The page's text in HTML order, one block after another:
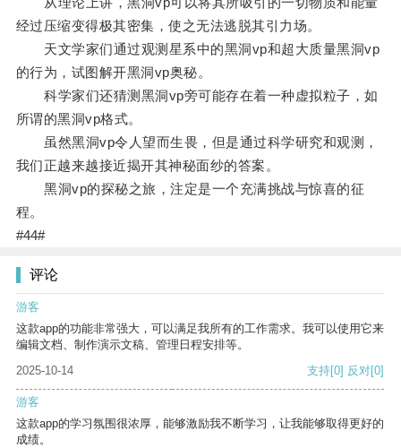
经过压缩变得极其密集，使之无法逃脱其引力场。
天文学家们通过观测星系中的黑洞vp和超大质量黑洞vp
的行为，试图解开黑洞vp奥秘。
科学家们还猜测黑洞vp旁可能存在着一种虚拟粒子，如
所谓的黑洞vp格式。
虽然黑洞vp令人望而生畏，但是通过科学研究和观测，
我们正越来越接近揭开其神秘面纱的答案。
黑洞vp的探秘之旅，注定是一个充满挑战与惊喜的征
程。
#44#
评论
游客
这款app的功能非常强大，可以满足我所有的工作需求。我可以使用它来
编辑文档、制作演示文稿、管理日程安排等。
2025-10-14
支持[0] 反对[0]
游客
这款app的学习氛围很浓厚，能够激励我不断学习，让我能够取得更好的
成绩。